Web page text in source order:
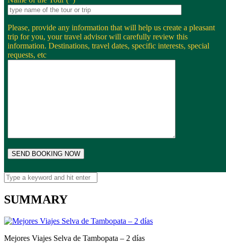
Please, provide any information that will help us create a pleasant
trip for you, your travel advisor will carefully review this
information. Destinations, travel dates, specific interests, special
requests, etc
SUMMARY
Mejores Viajes Selva de Tambopata – 2 días